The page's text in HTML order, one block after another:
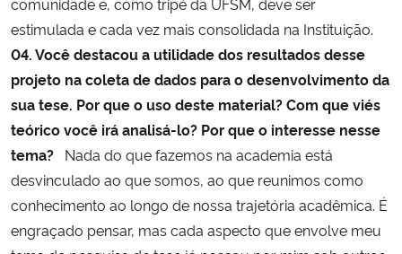
estimulada e cada vez mais consolidada na Instituição.
04. Você destacou a utilidade dos resultados desse
projeto na coleta de dados para o desenvolvimento da
sua tese. Por que o uso deste material? Com que viés
teórico você irá analisá-lo? Por que o interesse nesse
tema? Nada do que fazemos na academia está
desvinculado ao que somos, ao que reunimos como
conhecimento ao longo de nossa trajetória acadêmica. É
engraçado pensar, mas cada aspecto que envolve meu